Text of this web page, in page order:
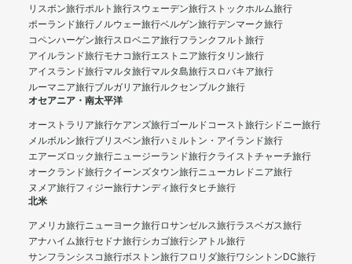
リスボン旅行ポルト旅行スウェーデン旅行ストックホルム旅行
ポーランド旅行ノルウェー旅行ベルゲン旅行デンマーク旅行
コペンハーゲン旅行スロベニア旅行フランクフルト旅行
アイルランド旅行モナコ旅行エストニア旅行タリン旅行
アイスランド旅行マルタ旅行マルタ島旅行スロバキア旅行
ルーマニア旅行ブルガリア旅行ルクセンブルク旅行
オセアニア・南太平洋
オーストラリア旅行ケアンズ旅行ゴールドコースト旅行シドニー旅行
メルボルン旅行ブリスベン旅行ハミルトン・アイランド旅行
エアーズロック旅行ニュージーランド旅行クライストチャーチ旅行
オークランド旅行クイーンズタウン旅行ニューカレドニア旅行
ヌメア旅行フィジー旅行ナンディ旅行タヒチ旅行
北米
アメリカ旅行ニューヨーク旅行ロサンゼルス旅行ラスベガス旅行
アナハイム旅行セドナ旅行シカゴ旅行シアトル旅行
サンフランシスコ旅行ボストン旅行フロリダ旅行ワシントンDC旅行